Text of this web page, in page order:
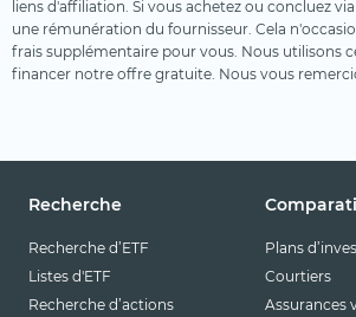
Ville intelligente
Voyages et loisirs
liens d'affiliation. Si vous achetez ou concluez
une rémunération du fournisseur. Cela
frais supplémentaire pour vous. Nous utilisons
financer notre offre gratuite. Nous vous
Recherche
Recherche d’ETF
Listes d'ETF
Recherche d’actions
Plans
Courtiers
Assurances